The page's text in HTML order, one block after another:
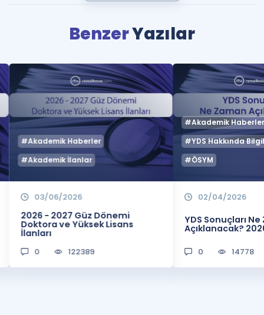
BenzerYazılar
#Akademik Haberler
#Akademik İlanlar
03/06/2026
2026 - 2027 Güz Dönemi
Doktora ve Yüksek Lisans
İlanları
0 122389
#Akademik
#YDS Hakkında
#ÖSYM
02/04/2026
YDS Sonuçları
Açıklanacak?
0 14778